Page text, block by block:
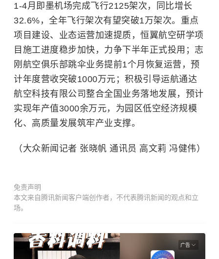
1-4月即墨机场完成飞行2125架次，同比增长
32.6%，全年飞行架次有望突破1万架次。重点
项目建设、业态运营加速提质，恒翼航空研学项
目施工进度稳步加快，力争下半年正式投用；志
刚航空俱乐部跳伞业务提前1个月恢复运营，预
计年度营收突破1000万元；积极引导运航通达
航空科技有限公司整合全国业务落地发展，预计
实现年产值3000余万元，为园区低空经济规模
化、高质量发展筑牢产业支撑。
（大众新闻记者 张晓帆 通讯员 高文莉 冯健伟）
免责声明
本文来自腾讯新闻客户端创作者，不代表腾讯新闻的观点和立
场。
广告